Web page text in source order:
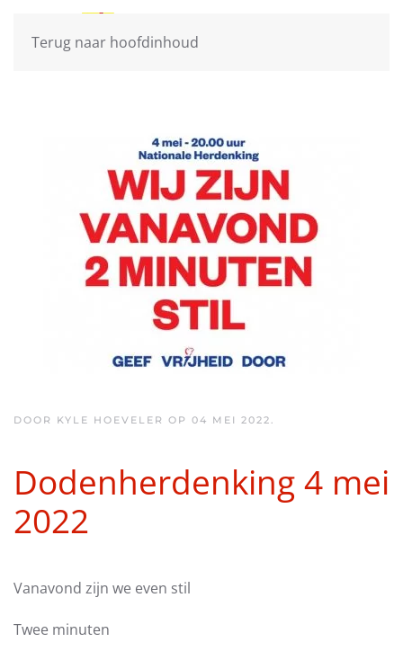
Terug naar hoofdinhoud
DOOR KYLE HOEVELER OP 04 MEI 2022.
Dodenherdenking 4 mei
2022
Vanavond zijn we even stil
Twee minuten